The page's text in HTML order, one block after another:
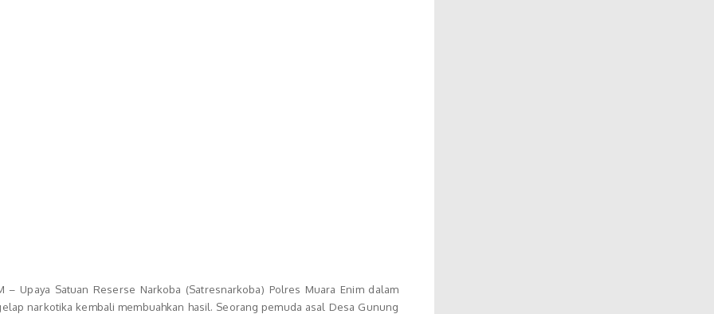
– Upaya Satuan Reserse Narkoba (Satresnarkoba) Polres Muara Enim dalam
narkotika kembali membuahkan hasil. Seorang pemuda asal Desa Gunung